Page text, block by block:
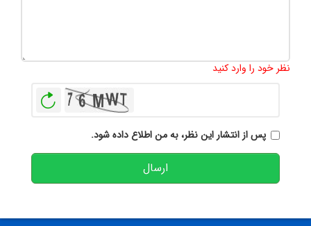
نظر خود را وارد کنید
پس از انتشار این نظر، به من اطلاع داده شود.
ارسال